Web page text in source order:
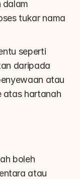
dalam
tukar nama
seperti
daripada
atau
atas hartanah
boleh
atau